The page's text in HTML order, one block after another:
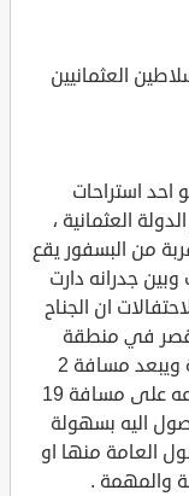
العثمانيين
احد استراحات
العثمانية ،
من البسفور يقع
جدرانه دارت
ان الجناح
في منطقة
اسكادور في القسم الاسيوي من المدينة ويبعد مسافة 2
كلم عن مركز اسكادور بالإضافة الى وقوعه على مسافة 19
اليه بسهولة
العامة منها او
والمهمة .